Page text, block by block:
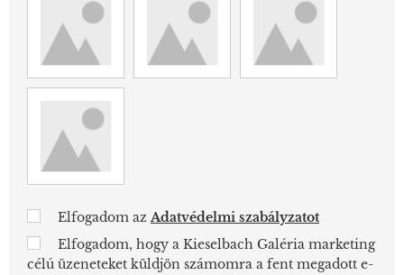
Elfogadom azAdatvédelmi szabályzatot
Elfogadom, hogy a Kieselbach Galéria marketing
célú üzeneteket küldjön számomra a fent megadott e-